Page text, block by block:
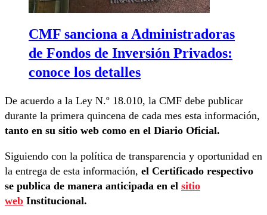
CMF sanciona a Administradoras
de Fondos de Inversión Privados:
conoce los detalles
De acuerdo a la Ley N.º 18.010, la CMF debe publicar
durante la primera quincena de cada mes esta información,
tanto en su sitio web como en el Diario Oficial.
Siguiendo con la política de transparencia y oportunidad en
la entrega de esta información, el Certificado respectivo
se publica de manera anticipada en el sitio
web Institucional.